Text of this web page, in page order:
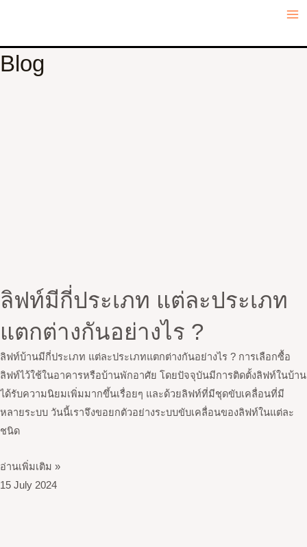
content
Blog
ลิฟท์มีกี่ประเภท แต่ละประเภท
แตกต่างกันอย่างไร ?
ลิฟท์บ้านมีกี่ประเภท แต่ละประเภทแตกต่างกันอย่างไร ? การเลือกซื้อ
ลิฟท์ไว้ใช้ในอาคารหรือบ้านพักอาศัย โดยปัจจุบันมีการติดตั้งลิฟท์ในบ้าน
ได้รับความนิยมเพิ่มมากขึ้นเรื่อยๆ และด้วยลิฟท์ที่มีชุดขับเคลื่อนที่มี
หลายระบบ วันนี้เราจึงขอยกตัวอย่างระบบขับเคลื่อนของลิฟท์ในแต่ละ
ชนิด
อ่านเพิ่มเติม »
15 July 2024